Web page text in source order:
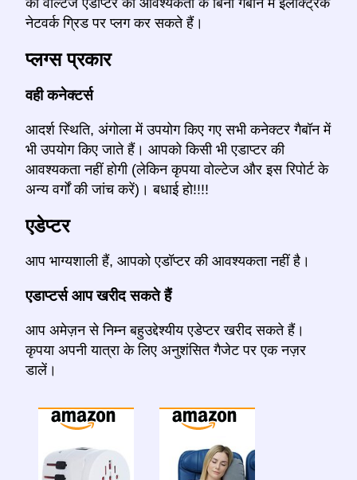
को वोल्टेज एडाप्टर की आवश्यकता के बिना गैबॉन में इलेक्ट्रिक
नेटवर्क ग्रिड पर प्लग कर सकते हैं।
प्लग्स प्रकार
वही कनेक्टर्स
आदर्श स्थिति, अंगोला में उपयोग किए गए सभी कनेक्टर गैबॉन में
भी उपयोग किए जाते हैं। आपको किसी भी एडाप्टर की
आवश्यकता नहीं होगी (लेकिन कृपया वोल्टेज और इस रिपोर्ट के
अन्य वर्गों की जांच करें)। बधाई हो!!!!
एडेप्टर
आप भाग्यशाली हैं, आपको एडॉप्टर की आवश्यकता नहीं है।
एडाप्टर्स आप खरीद सकते हैं
आप अमेज़न से निम्न बहुउद्देश्यीय एडेप्टर खरीद सकते हैं।
कृपया अपनी यात्रा के लिए अनुशंसित गैजेट पर एक नज़र
डालें।